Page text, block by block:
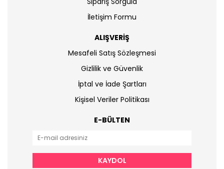
İletişim Formu
ALIŞVERİŞ
Mesafeli Satış Sözleşmesi
Gizlilik ve Güvenlik
İptal ve İade Şartları
Kişisel Veriler Politikası
E-BÜLTEN
KAYDOL